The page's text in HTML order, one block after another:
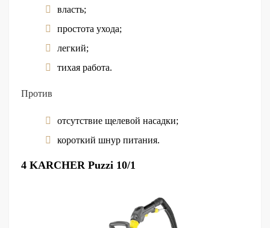
власть;
простота ухода;
легкий;
тихая работа.
Против
отсутствие щелевой насадки;
короткий шнур питания.
4 KARCHER Puzzi 10/1